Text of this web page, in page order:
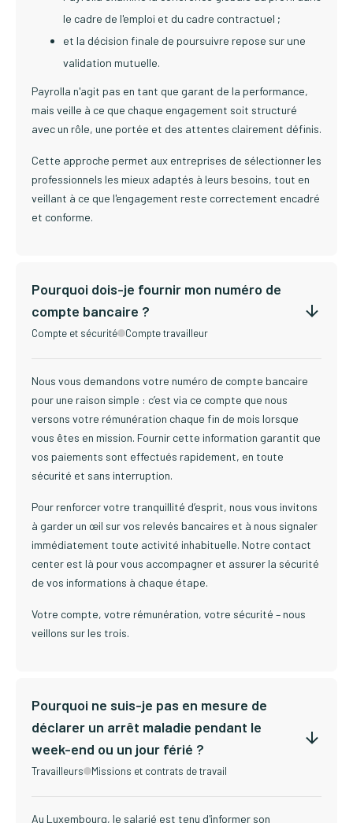
le cadre de l'emploi et du cadre contractuel ;
et la décision finale de poursuivre repose sur une
validation mutuelle.
Payrolla n'agit pas en tant que garant de la performance,
mais veille à ce que chaque engagement soit structuré
avec un rôle, une portée et des attentes clairement définis.
Cette approche permet aux entreprises de sélectionner les
professionnels les mieux adaptés à leurs besoins, tout en
veillant à ce que l'engagement reste correctement encadré
et conforme.
Pourquoi dois-je fournir mon numéro de
compte bancaire ?
Compte et sécurité Compte travailleur
Nous vous demandons votre numéro de compte bancaire
pour une raison simple : c’est via ce compte que nous
versons votre rémunération chaque fin de mois lorsque
vous êtes en mission. Fournir cette information garantit que
vos paiements sont effectués rapidement, en toute
sécurité et sans interruption.
Pour renforcer votre tranquillité d’esprit, nous vous invitons
à garder un œil sur vos relevés bancaires et à nous signaler
immédiatement toute activité inhabituelle. Notre contact
center est là pour vous accompagner et assurer la sécurité
de vos informations à chaque étape.
Votre compte, votre rémunération, votre sécurité – nous
veillons sur les trois.
Pourquoi ne suis-je pas en mesure de
déclarer un arrêt maladie pendant le
week-end ou un jour férié ?
Travailleurs Missions et contrats de travail
Au Luxembourg, le salarié est tenu d'informer son